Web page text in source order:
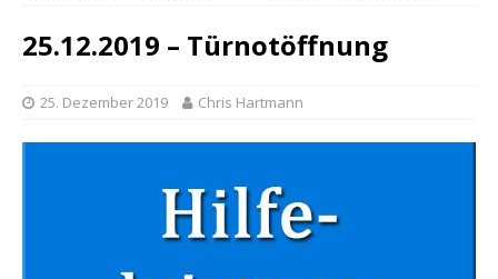
25.12.2019 – Türnotöffnung
25. Dezember 2019 Chris Hartmann